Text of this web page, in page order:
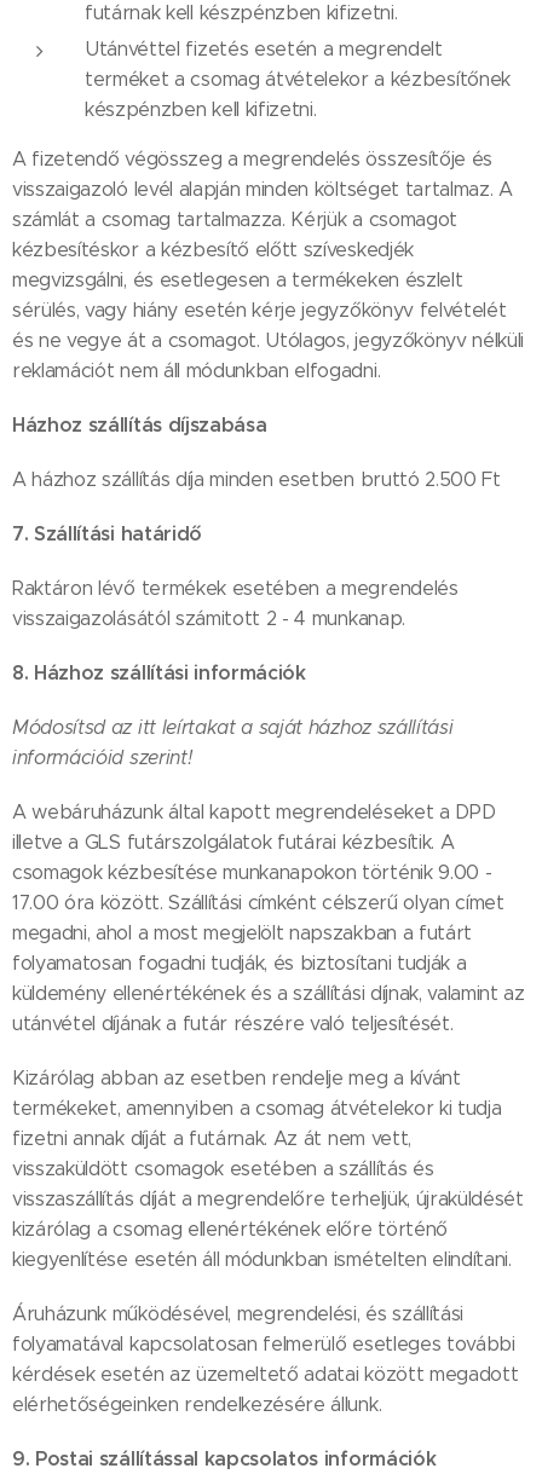
futárnak kell készpénzben kifizetni.
Utánvéttel fizetés esetén a megrendelt
terméket a csomag átvételekor a kézbesítőnek
készpénzben kell kifizetni.
A fizetendő végösszeg a megrendelés összesítője és
visszaigazoló levél alapján minden költséget tartalmaz. A
számlát a csomag tartalmazza. Kérjük a csomagot
kézbesítéskor a kézbesítő előtt szíveskedjék
megvizsgálni, és esetlegesen a termékeken észlelt
sérülés, vagy hiány esetén kérje jegyzőkönyv felvételét
és ne vegye át a csomagot. Utólagos, jegyzőkönyv nélküli
reklamációt nem áll módunkban elfogadni.
Házhoz szállítás díjszabása
A házhoz szállítás díja minden esetben bruttó 2.500 Ft
7. Szállítási határidő
Raktáron lévő termékek esetében a megrendelés
visszaigazolásától számitott 2 - 4 munkanap.
8. Házhoz szállítási információk
Módosítsd az itt leírtakat a saját házhoz szállítási
információid szerint!
A webáruházunk által kapott megrendeléseket a DPD
illetve a GLS futárszolgálatok futárai kézbesítik. A
csomagok kézbesítése munkanapokon történik 9.00 -
17.00 óra között. Szállítási címként célszerű olyan címet
megadni, ahol a most megjelölt napszakban a futárt
folyamatosan fogadni tudják, és biztosítani tudják a
küldemény ellenértékének és a szállítási díjnak, valamint az
utánvétel díjának a futár részére való teljesítését.
Kizárólag abban az esetben rendelje meg a kívánt
termékeket, amennyiben a csomag átvételekor ki tudja
fizetni annak díját a futárnak. Az át nem vett,
visszaküldött csomagok esetében a szállítás és
visszaszállítás díját a megrendelőre terheljük, újraküldését
kizárólag a csomag ellenértékének előre történő
kiegyenlítése esetén áll módunkban ismételten elindítani.
Áruházunk működésével, megrendelési, és szállítási
folyamatával kapcsolatosan felmerülő esetleges további
kérdések esetén az üzemeltető adatai között megadott
elérhetőségeinken rendelkezésére állunk.
9. Postai szállítással kapcsolatos információk